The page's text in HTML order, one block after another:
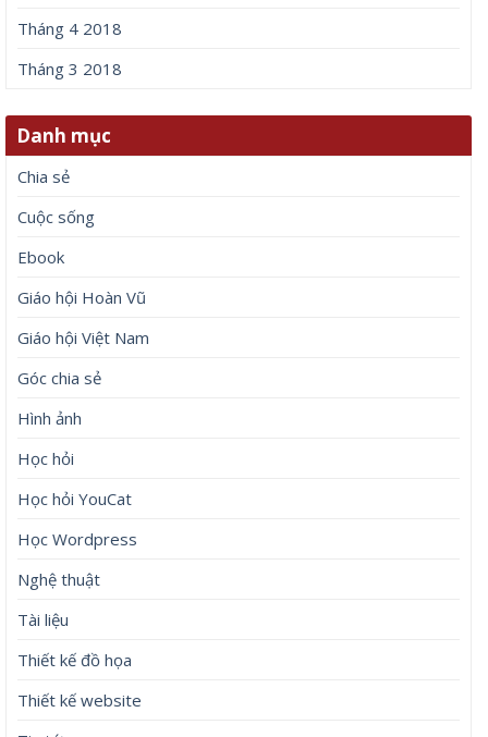
Tháng 4 2018
Tháng 3 2018
Danh mục
Chia sẻ
Cuộc sống
Ebook
Giáo hội Hoàn Vũ
Giáo hội Việt Nam
Góc chia sẻ
Hình ảnh
Học hỏi
Học hỏi YouCat
Học Wordpress
Nghệ thuật
Tài liệu
Thiết kế đồ họa
Thiết kế website